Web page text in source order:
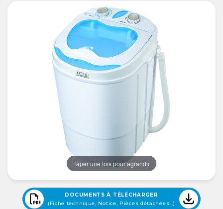
Taper une fois pour agrandir
DOCUMENTS À TÉLÉCHARGER
(Fiche technique, Notice, Pièces détachées...)